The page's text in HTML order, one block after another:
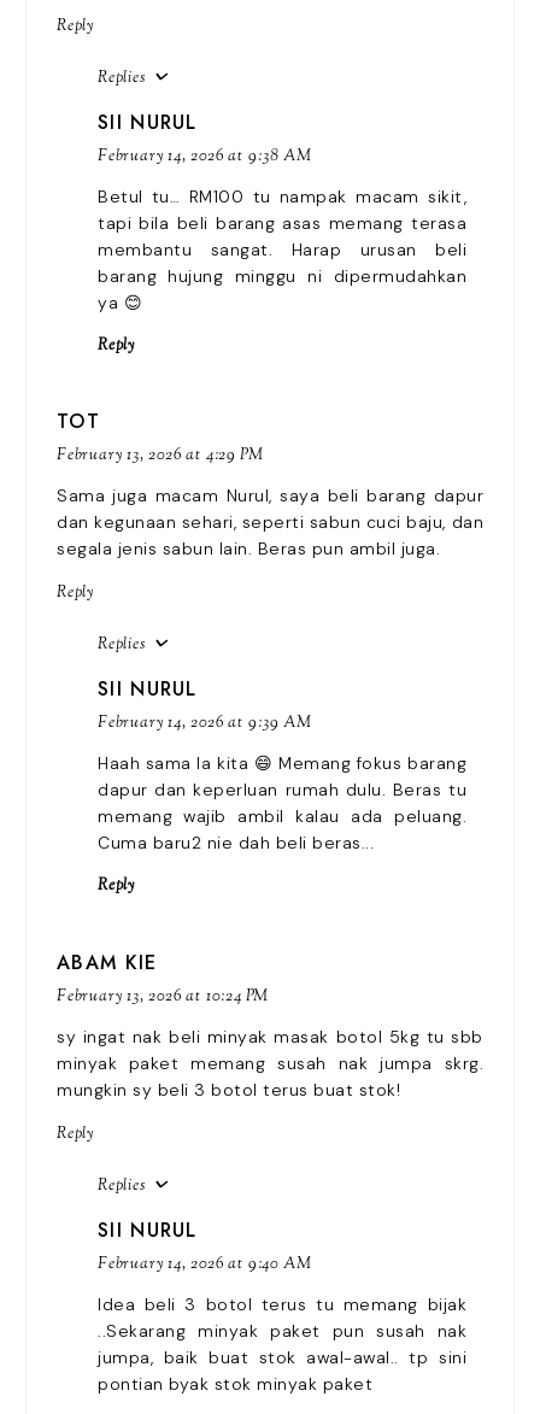
Reply
Replies
SII NURUL
February 14, 2026 at 9:38 AM
Betul tu… RM100 tu nampak macam sikit,
tapi bila beli barang asas memang terasa
membantu sangat. Harap urusan beli
barang hujung minggu ni dipermudahkan
ya 😊
Reply
TOT
February 13, 2026 at 4:29 PM
Sama juga macam Nurul, saya beli barang dapur
dan kegunaan sehari, seperti sabun cuci baju, dan
segala jenis sabun lain. Beras pun ambil juga.
Reply
Replies
SII NURUL
February 14, 2026 at 9:39 AM
Haah sama la kita 😄 Memang fokus barang
dapur dan keperluan rumah dulu. Beras tu
memang wajib ambil kalau ada peluang.
Cuma baru2 nie dah beli beras...
Reply
ABAM KIE
February 13, 2026 at 10:24 PM
sy ingat nak beli minyak masak botol 5kg tu sbb
minyak paket memang susah nak jumpa skrg.
mungkin sy beli 3 botol terus buat stok!
Reply
Replies
SII NURUL
February 14, 2026 at 9:40 AM
Idea beli 3 botol terus tu memang bijak
..Sekarang minyak paket pun susah nak
jumpa, baik buat stok awal-awal.. tp sini
pontian byak stok minyak paket